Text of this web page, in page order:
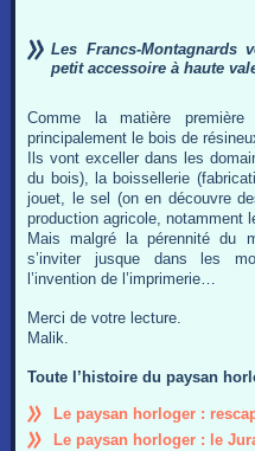
Les Francs-
petit accessoire à haute
Comme la matière
principalement le bois de
Ils vont exceller dans les
du bois), la boissellerie
jouet, le sel (on en découvre
production agricole, notamment
Mais malgré la pérennité du
s’inviter jusque dans les
l’invention de l’imprimerie…
Merci de votre lecture.
Malik.
Toute l’histoire du paysan
Le paysan horloger :
Le paysan horloger : le